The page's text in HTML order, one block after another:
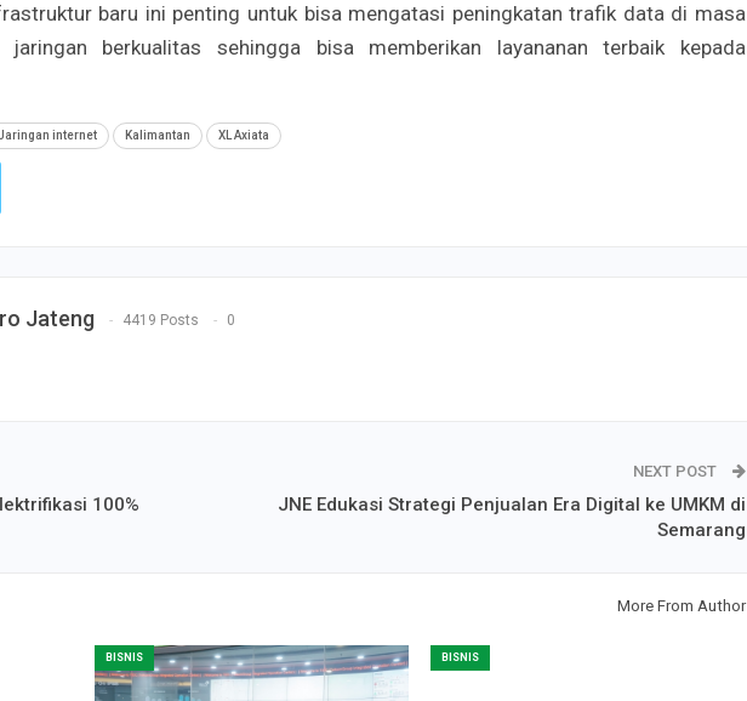
baru ini penting untuk bisa mengatasi peningkatan trafik data di masa
jaringan berkualitas sehingga bisa memberikan layananan terbaik kepada
internet Kalimantan XL Axiata
Jateng 4419 Posts 0
100%
NEXT POST
JNE Edukasi Strategi Penjualan Era Digital ke UMKM di
Semarang
More From Author
BISNIS BISNIS